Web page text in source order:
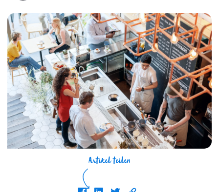
Artikel teilen